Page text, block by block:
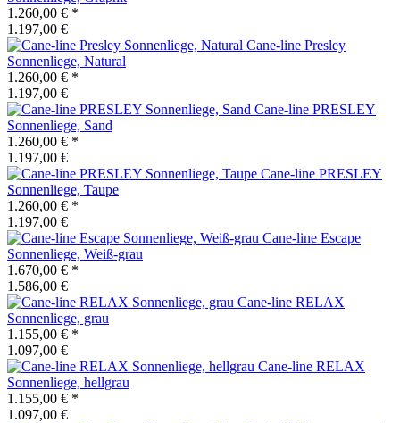
1.260,00 € *
1.197,00 €
Cane-line Presley
Sonnenliege, Natural
1.260,00 € *
1.197,00 €
Cane-line PRESLEY
Sonnenliege, Sand
1.260,00 € *
1.197,00 €
Cane-line PRESLEY
Sonnenliege, Taupe
1.260,00 € *
1.197,00 €
Cane-line Escape
Sonnenliege, Weiß-grau
1.670,00 € *
1.586,00 €
Cane-line RELAX
Sonnenliege, grau
1.155,00 € *
1.097,00 €
Cane-line RELAX
Sonnenliege, hellgrau
1.155,00 € *
1.097,00 €